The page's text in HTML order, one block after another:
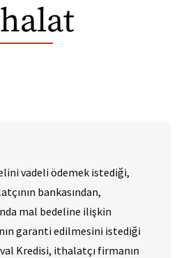
vadeli ödemek istediği,
bankasından,
mal bedeline ilişkin
garanti edilmesini istediği
Kredisi, ithalatçı firmanın